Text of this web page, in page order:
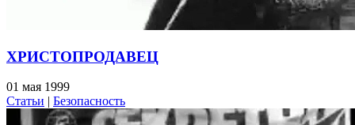
ХРИСТОПРОДАВЕЦ
01 мая 1999
Статьи
Безопасность